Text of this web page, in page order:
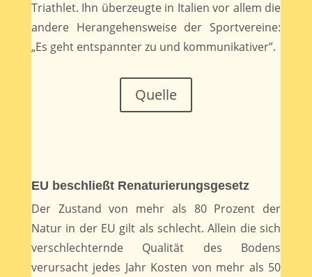
Triathlet. Ihn überzeugte in Italien vor allem die
andere Herangehensweise der Sportvereine:
„Es geht entspannter zu und kommunikativer”.
Quelle
EU beschließt Renaturierungsgesetz
Der Zustand von mehr als 80 Prozent der
Natur in der EU gilt als schlecht. Allein die sich
verschlechternde Qualität des Bodens
verursacht jedes Jahr Kosten von mehr als 50